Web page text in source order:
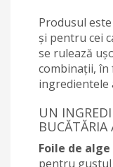
Produsul
și pentru cei
se rulează
combinații, în
ingredientele
UN
BUCĂTĂRIA
Foile de
pentru